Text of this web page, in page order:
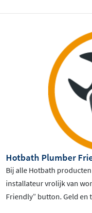
Hotbath Plumber
Bij alle Hotbath
installateur vrolijk van
Friendly” button. Geld en